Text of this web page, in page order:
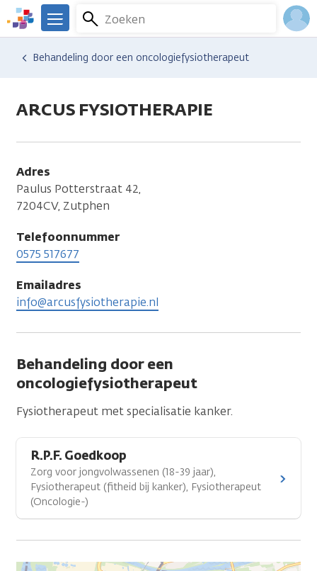
Overslaan
en
naar
We
er
Kanker.nl
Zoeken
Menu
Hulp en ondersteuning
Vind hulp bij kanker
Energie en bewegen
Sport en bewegen
Behandeling door een oncologiefysiotherapeut
ARCUS FYSIOTHERAPIE
Adres
Paulus Potterstraat 42,
7204CV, Zutphen
Telefoonnummer
0575 517677
Emailadres
info@arcusfysiotherapie.nl
Behandeling door een
oncologiefysiotherapeut
Fysiotherapeut met specialisatie kanker.
R.P.F. Goedkoop
Zorg voor jongvolwassenen (18-39 jaar),
Fysiotherapeut (fitheid bij kanker), Fysiotherapeut
(Oncologie-)